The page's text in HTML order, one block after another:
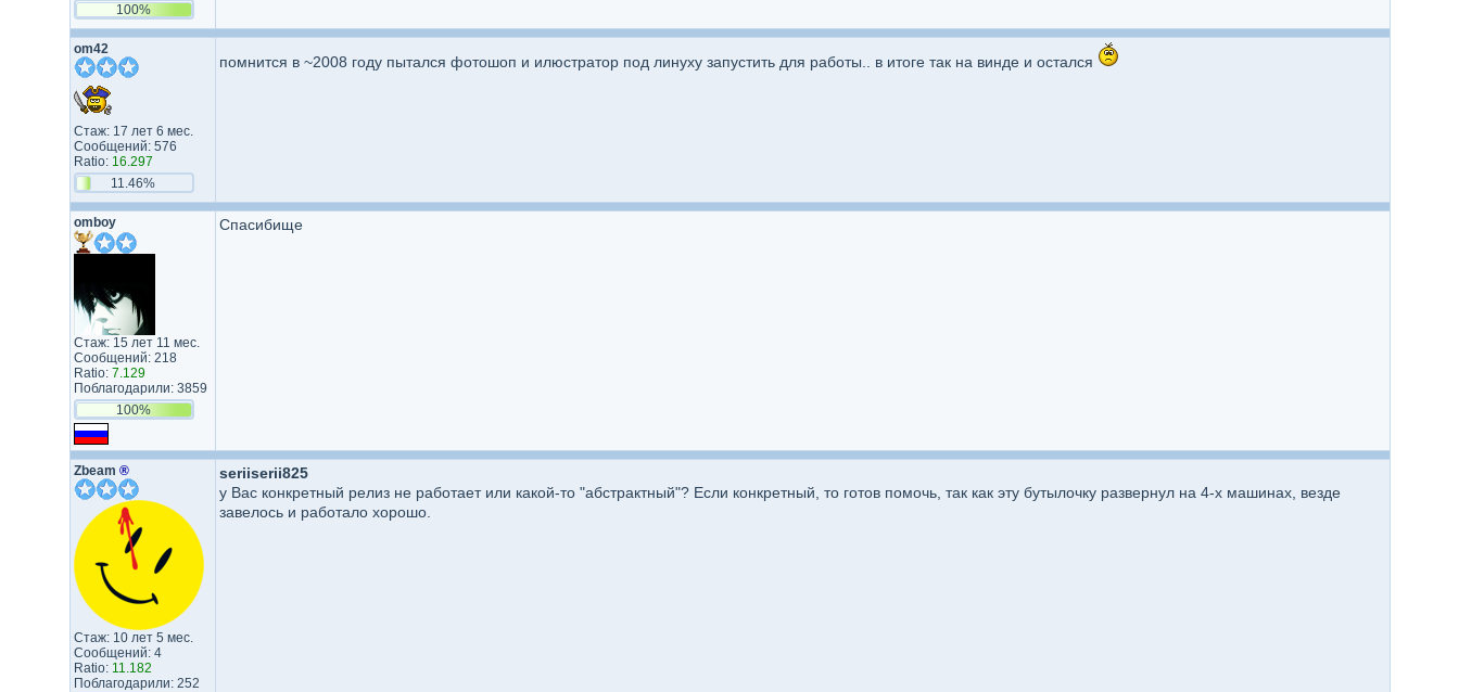
100%
om42
Стаж: 17 лет 6 мес.
Сообщений: 576
Ratio: 16.297
11.46%
помнится в ~2008 году пытался фотошоп и илюстратор под линуху запустить для работы.. в итоге так на винде и остался
omboy
Стаж: 15 лет 11 мес.
Сообщений: 218
Ratio: 7.129
Поблагодарили: 3859
100%
Спасибище
Zbeam ®
Стаж: 10 лет 5 мес.
Сообщений: 4
Ratio: 11.182
Поблагодарили: 252
seriiserii825
у Вас конкретный релиз не работает или какой-то "абстрактный"? Если конкретный, то готов помочь, так как эту бутылочку развернул на 4-х машинах, везде
завелось и работало хорошо.